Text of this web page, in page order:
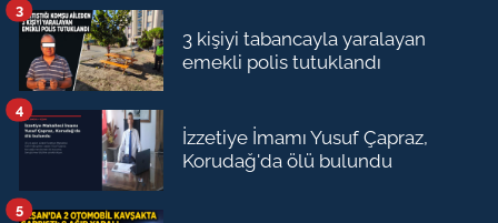
3 kişiyi tabancayla yaralayan
emekli polis tutuklandı
3
İzzetiye İmamı Yusuf Çapraz,
Korudağ'da ölü bulundu
4
5